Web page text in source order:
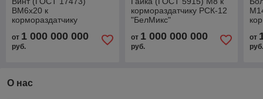
ВМ6х20 к
кормораздатчику
от 1 000 000 000
руб.
кормораздатчику РСК-12
"БелМикс"
от 1 000 000 000
руб.
от
О нас